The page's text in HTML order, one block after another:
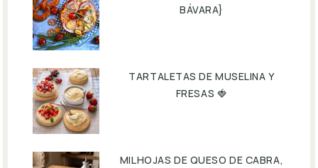
BÁVARA}
TARTALETAS DE MUSELINA Y
FRESAS 🍓
MILHOJAS DE QUESO DE CABRA,